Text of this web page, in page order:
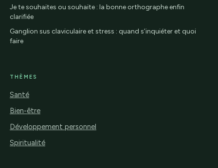
Je te souhaites ou souhaite : la bonne orthographe enfin
clarifiée
Ganglion sus claviculaire et stress : quand s’inquiéter et quoi
faire
THÈMES
Santé
Bien-être
Développement personnel
Spiritualité